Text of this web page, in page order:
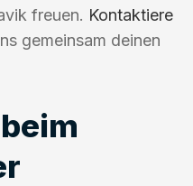
freuen. Kontaktiere
gemeinsam deinen